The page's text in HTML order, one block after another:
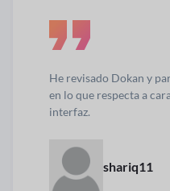
He revisado Dokan y
en lo que respecta a
interfaz.
shariq11